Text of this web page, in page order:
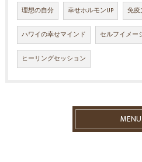
理想の自分 幸せホルモンUP 免疫
ハワイの幸せマインド セルフイメー
ヒーリングセッション
MENU